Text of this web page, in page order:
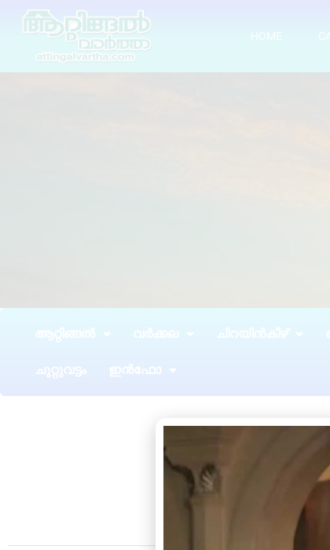
HOME
ആറ്റിങ്ങൽ വർക്കല ചിറയിൻകീഴ്
ചുറ്റുവട്ടം ഇൻഫോ